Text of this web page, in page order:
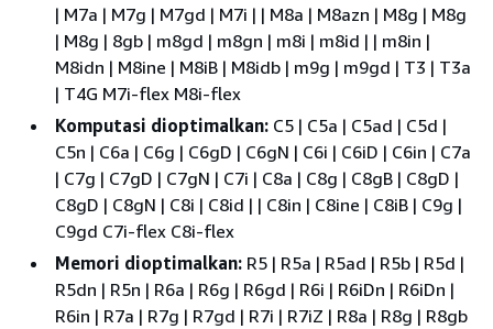
| M7a | M7g | M7gd | M7i | | M8a | M8azn | M8g | M8g
| M8g | 8gb | m8gd | m8gn | m8i | m8id | | m8in |
M8idn | M8ine | M8iB | M8idb | m9g | m9gd | T3 | T3a
| T4G M7i-flex M8i-flex
Komputasi dioptimalkan: C5 | C5a | C5ad | C5d |
C5n | C6a | C6g | C6gD | C6gN | C6i | C6iD | C6in | C7a
| C7g | C7gD | C7gN | C7i | C8a | C8g | C8gB | C8gD |
C8gD | C8gN | C8i | C8id | | C8in | C8ine | C8iB | C9g |
C9gd C7i-flex C8i-flex
Memori dioptimalkan: R5 | R5a | R5ad | R5b | R5d |
R5dn | R5n | R6a | R6g | R6gd | R6i | R6iDn | R6iDn |
R6in | R7a | R7g | R7gd | R7i | R7iZ | R8a | R8g | R8gb